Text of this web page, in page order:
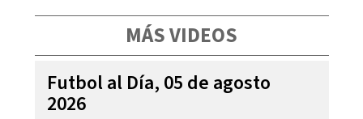
MÁS VIDEOS
Futbol al Día, 05 de agosto
2026